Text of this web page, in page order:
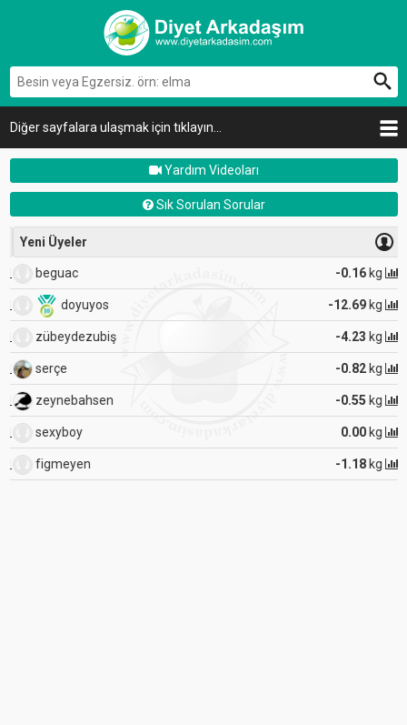
Diğer sayfalara ulaşmak için tıklayın...
Yardım Videoları
Sık Sorulan Sorular
Yeni Üyeler
beguac -0.16kg
doyuyos -12.69kg
zübeydezubiş -4.23kg
serçe -0.82kg
zeynebahsen -0.55kg
sexyboy 0.00kg
figmeyen -1.18kg